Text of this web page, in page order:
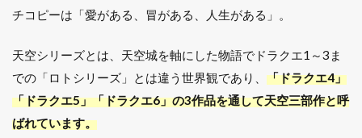
チコピーは「愛がある、冒がある、人生がある」。
天空シリーズとは、天空城を軸にした物語でドラクエ1～3ま
での「ロトシリーズ」とは違う世界観であり、 「ドラクエ4」
「ドラクエ5」「ドラクエ6」の3作品を通して天空三部作と呼
ばれています。